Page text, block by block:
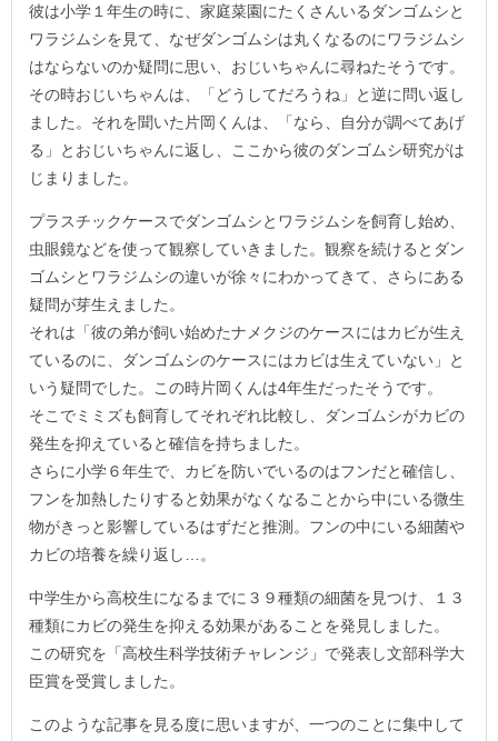
彼は小学１年生の時に、家庭菜園にたくさんいるダンゴムシと
ワラジムシを見て、なぜダンゴムシは丸くなるのにワラジムシ
はならないのか疑問に思い、おじいちゃんに尋ねたそうです。
その時おじいちゃんは、「どうしてだろうね」と逆に問い返し
ました。それを聞いた片岡くんは、「なら、自分が調べてあげ
る」とおじいちゃんに返し、ここから彼のダンゴムシ研究がは
じまりました。
プラスチックケースでダンゴムシとワラジムシを飼育し始め、
虫眼鏡などを使って観察していきました。観察を続けるとダン
ゴムシとワラジムシの違いが徐々にわかってきて、さらにある
疑問が芽生えました。
それは「彼の弟が飼い始めたナメクジのケースにはカビが生え
ているのに、ダンゴムシのケースにはカビは生えていない」と
いう疑問でした。この時片岡くんは4年生だったそうです。
そこでミミズも飼育してそれぞれ比較し、ダンゴムシがカビの
発生を抑えていると確信を持ちました。
さらに小学６年生で、カビを防いでいるのはフンだと確信し、
フンを加熱したりすると効果がなくなることから中にいる微生
物がきっと影響しているはずだと推測。フンの中にいる細菌や
カビの培養を繰り返し…。
中学生から高校生になるまでに３９種類の細菌を見つけ、１３
種類にカビの発生を抑える効果があることを発見しました。
この研究を「高校生科学技術チャレンジ」で発表し文部科学大
臣賞を受賞しました。
このような記事を見る度に思いますが、一つのことに集中して